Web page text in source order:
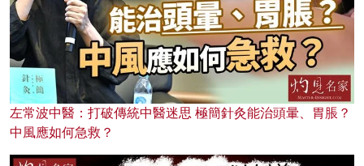
左常波中醫：打破傳統中醫迷思 極簡針灸能治頭暈、胃脹？
中風應如何急救？